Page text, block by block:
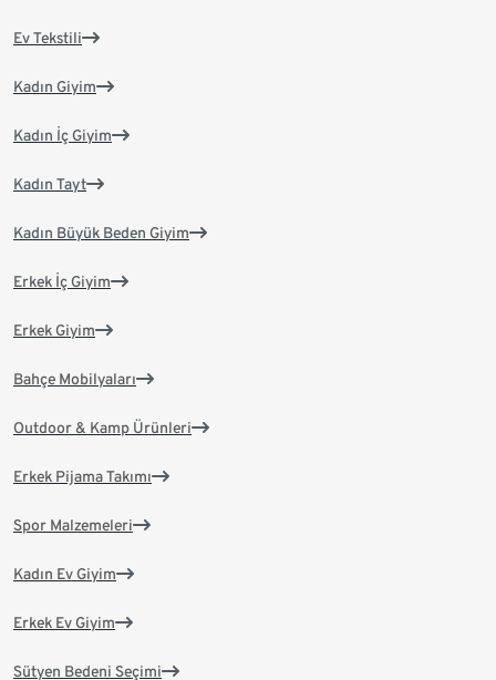
Ev Tekstili
Kadın Giyim
Kadın İç Giyim
Kadın Tayt
Kadın Büyük Beden Giyim
Erkek İç Giyim
Erkek Giyim
Bahçe Mobilyaları
Outdoor & Kamp Ürünleri
Erkek Pijama Takımı
Spor Malzemeleri
Kadın Ev Giyim
Erkek Ev Giyim
Sütyen Bedeni Seçimi